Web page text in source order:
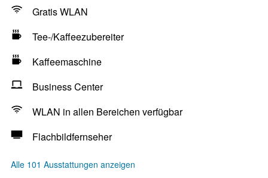
Gratis WLAN
Tee-/Kaffeezubereiter
Kaffeemaschine
Business Center
WLAN in allen Bereichen verfügbar
Flachbildfernseher
Alle 101 Ausstattungen anzeigen